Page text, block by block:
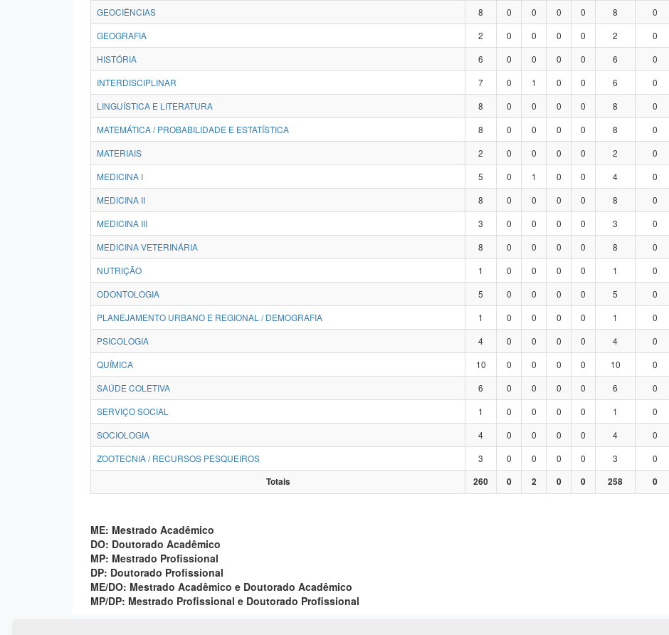
GEOCIÊNCIAS
8 0 0 0 0 8 0
GEOGRAFIA
2 0 0 0 0 2 0
HISTÓRIA
6 0 0 0 0 6 0
INTERDISCIPLINAR
7 0 1 0 0 6 0
LINGUÍSTICA E LITERATURA
8 0 0 0 0 8 0
MATEMÁTICA / PROBABILIDADE E ESTATÍSTICA
8 0 0 0 0 8 0
MATERIAIS
2 0 0 0 0 2 0
MEDICINA I
5 0 1 0 0 4 0
MEDICINA II
8 0 0 0 0 8 0
MEDICINA III
3 0 0 0 0 3 0
MEDICINA VETERINÁRIA
8 0 0 0 0 8 0
NUTRIÇÃO
1 0 0 0 0 1 0
ODONTOLOGIA
5 0 0 0 0 5 0
PLANEJAMENTO URBANO E REGIONAL / DEMOGRAFIA
1 0 0 0 0 1 0
PSICOLOGIA
4 0 0 0 0 4 0
QUÍMICA
10 0 0 0 0 10 0
SAÚDE COLETIVA
6 0 0 0 0 6 0
SERVIÇO SOCIAL
1 0 0 0 0 1 0
SOCIOLOGIA
4 0 0 0 0 4 0
ZOOTECNIA / RECURSOS PESQUEIROS
3 0 0 0 0 3 0
Totais
260 0 2 0 0 258 0
ME: Mestrado Acadêmico
DO: Doutorado Acadêmico
MP: Mestrado Profissional
DP: Doutorado Profissional
ME/DO: Mestrado Acadêmico e Doutorado Acadêmico
MP/DP: Mestrado Profissional e Doutorado Profissional